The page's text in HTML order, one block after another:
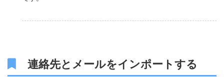
連絡先とメールをインポートする